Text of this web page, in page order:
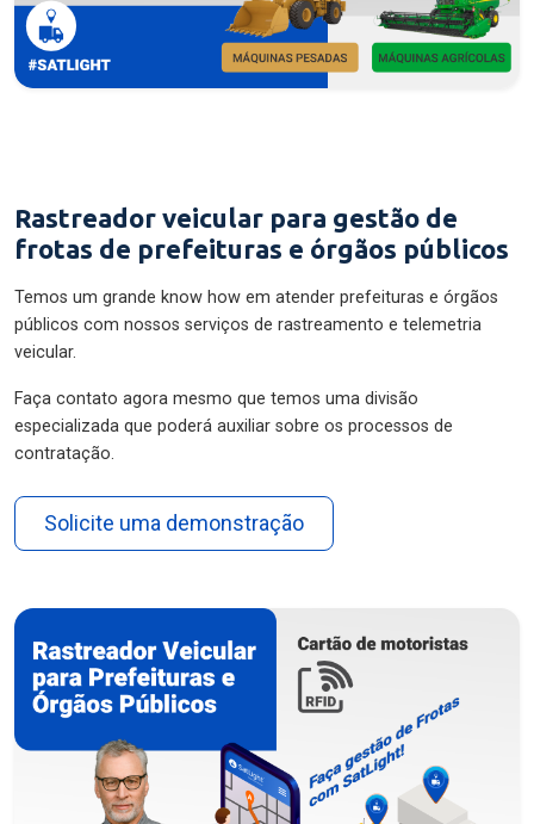
Rastreador veicular para gestão de
frotas de prefeituras e órgãos públicos
Temos um grande know how em atender prefeituras e órgãos
públicos com nossos serviços de rastreamento e telemetria
veicular.
Faça contato agora mesmo que temos uma divisão
especializada que poderá auxiliar sobre os processos de
contratação.
Solicite uma demonstração